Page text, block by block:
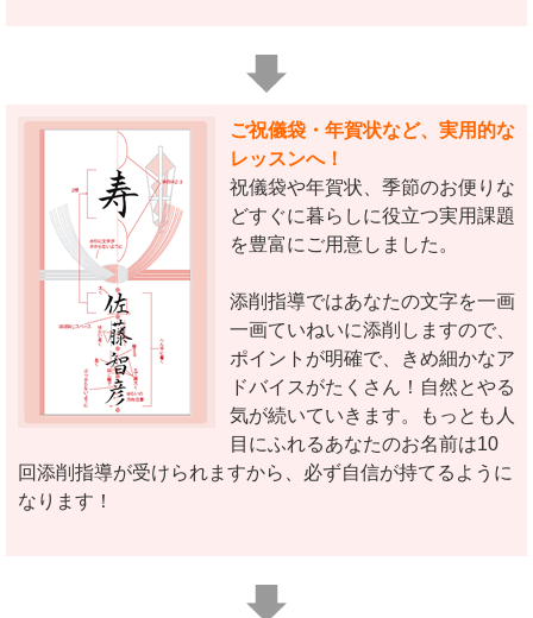
ご祝儀袋・年賀状など、実用的な
レッスンへ！
祝儀袋や年賀状、季節のお便りな
どすぐに暮らしに役立つ実用課題
を豊富にご用意しました。
添削指導ではあなたの文字を一画
一画ていねいに添削しますので、
ポイントが明確で、きめ細かなア
ドバイスがたくさん！自然とやる
気が続いていきます。もっとも人
目にふれるあなたのお名前は10
回添削指導が受けられますから、必ず自信が持てるように
なります！